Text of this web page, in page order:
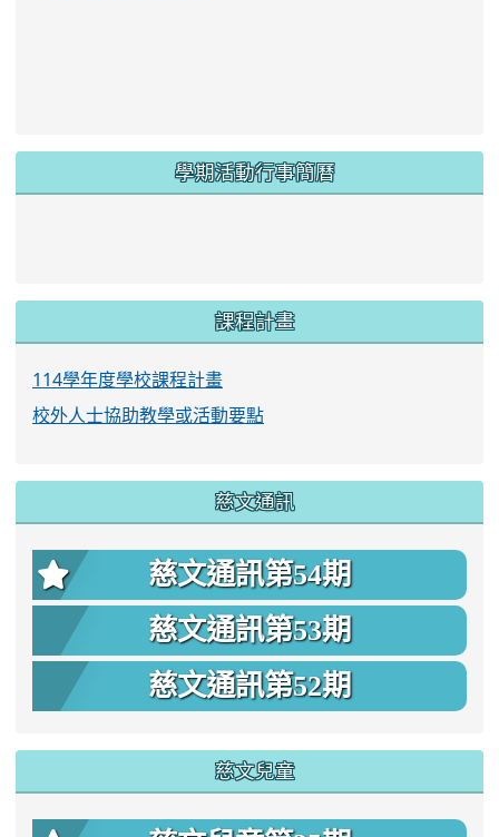
學期活動行事簡曆
課程計畫
114學年度學校課程計畫
校外人士協助教學或活動要點
慈文通訊
慈文通訊第54期
慈文通訊第53期
慈文通訊第52期
慈文兒童